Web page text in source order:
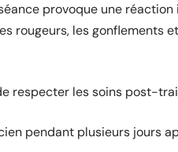
provoque une
rougeurs, les gonflements
respecter les soins post-
pendant plusieurs jours